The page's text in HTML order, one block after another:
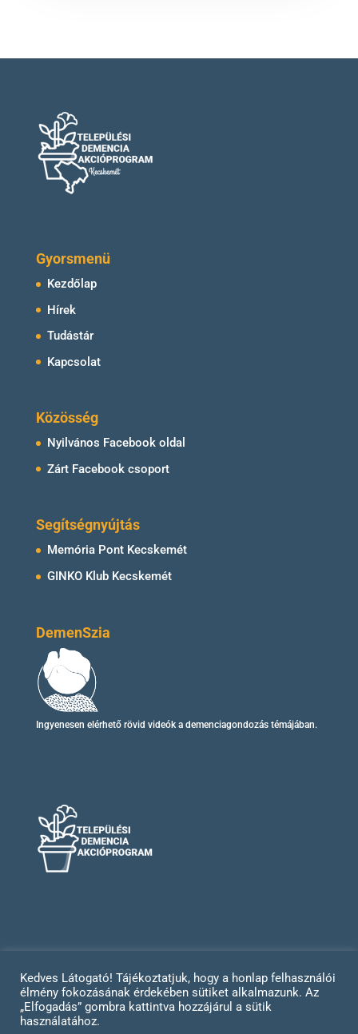
Gyorsmenü
Kezdőlap
Hírek
Tudástár
Kapcsolat
Közösség
Nyilvános Facebook oldal
Zárt Facebook csoport
Segítségnyújtás
Memória Pont Kecskemét
GINKO Klub Kecskemét
DemenSzia
Ingyenesen elérhető rövid videóka demenciagondozás témájában.
Impresszum Adatvédelem
Kedves Látogató! Tájékoztatjuk, hogy a honlap felhasználói
élmény fokozásának érdekében sütiket alkalmazunk. Az
„Elfogadás” gombra kattintva hozzájárul a sütik
használatához.